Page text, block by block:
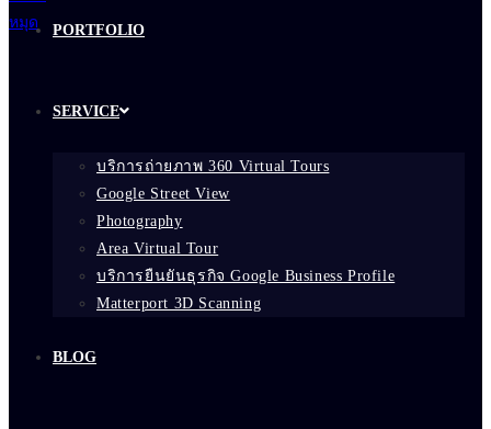
PORTFOLIO
SERVICE
บริการถ่ายภาพ 360 Virtual Tours
Google Street View
Photography
Area Virtual Tour
บริการยืนยันธุรกิจ Google Business Profile
Matterport 3D Scanning
BLOG